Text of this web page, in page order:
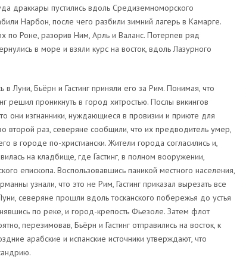
драккары пустились вдоль Средиземноморского
Нарбон, после чего разбили зимний лагерь в Камарге.
по Роне, разорив Ним, Арль и Валанс. Потерпев ряд
в море и взяли курс на восток, вдоль Лазурного
Луни, Бьёрн и Гастинг приняли его за Рим. Понимая, что
решил проникнуть в город хитростью. Послы викингов
они изгнанники, нуждающиеся в провизии и приюте для
второй раз, северяне сообщили, что их предводитель умер,
в городе по-христиански. Жители города согласились и,
на кладбище, где Гастинг, в полном вооружении,
епископа. Воспользовавшись паникой местного населения,
узнали, что это не Рим, Гастинг приказал вырезать все
северяне прошли вдоль тосканского побережья до устья
по реке, и город-крепость Фьезоле. Затем флот
перезимовав, Бьёрн и Гастинг отправились на восток, к
арабские и испанские источники утверждают, что